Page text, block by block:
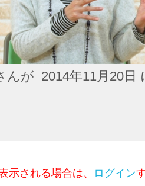
んが 2014年11月20日
される場合は、 ログイン